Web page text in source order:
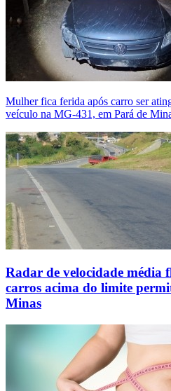
Mulher fica ferida após carro ser
veículo na MG-431, em Pará de
Radar de velocidade média
carros acima do limite
Minas